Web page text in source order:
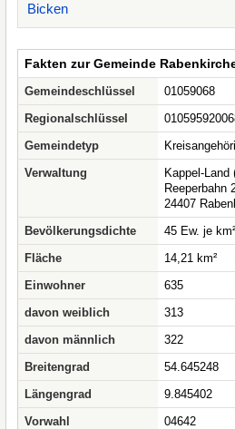
Bicken
Fakten zur Gemeinde
Gemeindeschlüssel
01059068
Regionalschlüssel
Gemeindetyp
Verwaltung
Kappel-Land
Reeperbahn
24407
Bevölkerungsdichte
45 Ew. je km²
Fläche
14,21 km²
Einwohner
635
davon weiblich
313
davon männlich
322
Breitengrad
54.645248
Längengrad
9.845402
Vorwahl
04642